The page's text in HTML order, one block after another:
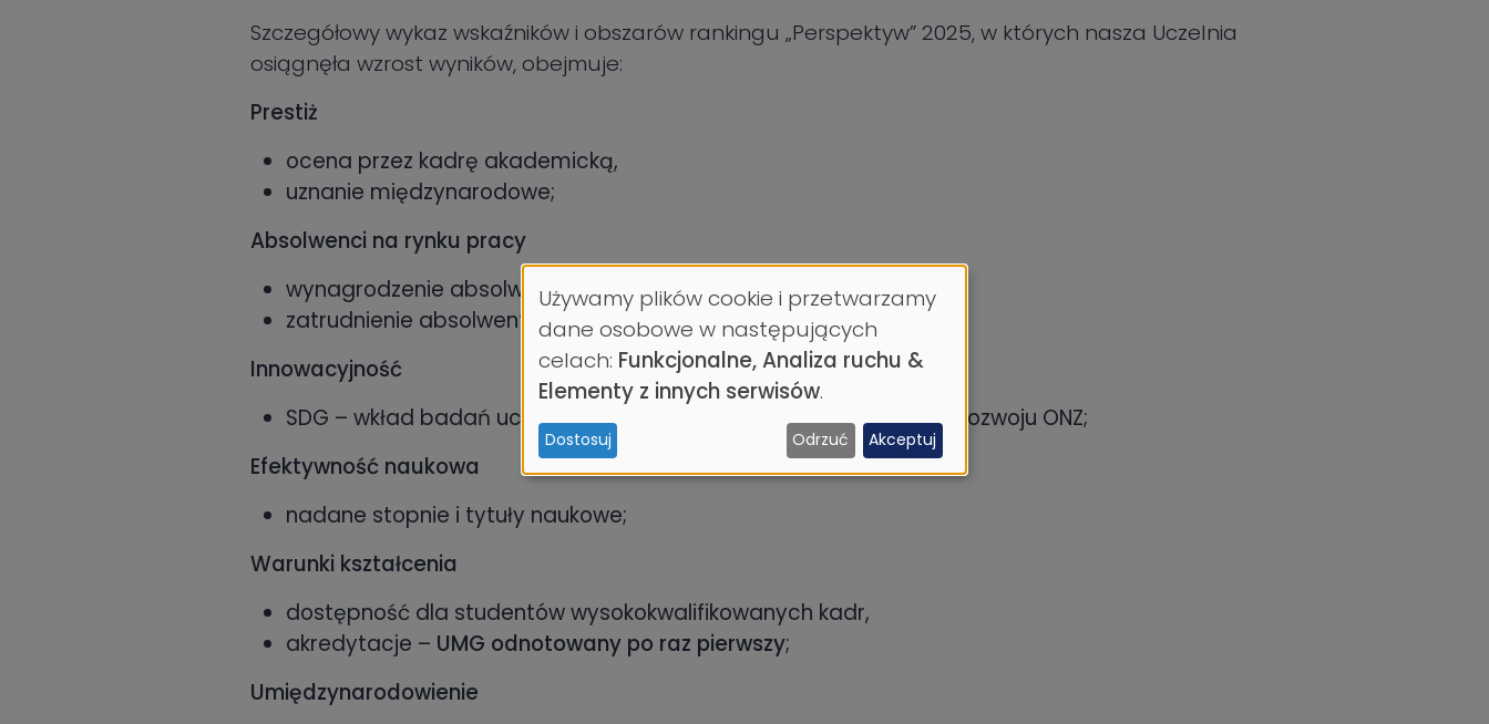
Szczegółowy wykaz wskaźników i obszarów rankingu „Perspektyw” 2025, w których nasza Uczelnia
osiągnęła wzrost wyników, obejmuje:
Prestiż
ocena przez kadrę akademicką,
uznanie międzynarodowe;
Absolwenci na rynku pracy
wynagrodzenie absolwentów,
zatrudnienie absolwentów;
Innowacyjność
SDG – wkład badań uczelni w realizację Celów Zrównoważonego Rozwoju ONZ;
Efektywność naukowa
nadane stopnie i tytuły naukowe;
Warunki kształcenia
dostępność dla studentów wysokokwalifikowanych kadr,
akredytacje – UMG odnotowany po raz pierwszy;
Umiędzynarodowienie
Wykorzystanie
danych
osobowych
i
ciasteczek
Używamy plików cookie i przetwarzamy
dane osobowe w następujących
celach: Funkcjonalne, Analiza ruchu &
Elementy z innych serwisów.
Dostosuj Odrzuć Akceptuj